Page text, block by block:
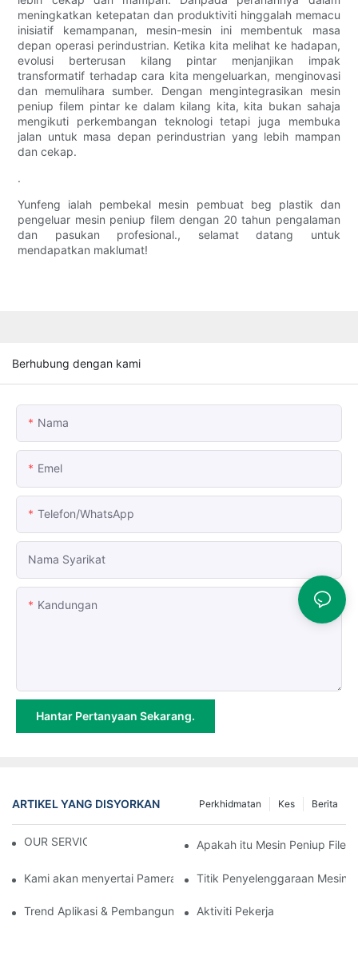
meningkatkan ketepatan dan produktiviti hinggalah memacu
inisiatif kemampanan, mesin-mesin ini membentuk masa
depan operasi perindustrian. Ketika kita melihat ke hadapan,
evolusi berterusan kilang pintar menjanjikan impak
transformatif terhadap cara kita mengeluarkan, menginovasi
dan memulihara sumber. Dengan mengintegrasikan mesin
peniup filem pintar ke dalam kilang kita, kita bukan sahaja
mengikuti perkembangan teknologi tetapi juga membuka
jalan untuk masa depan perindustrian yang lebih mampan
dan cekap.
.
Yunfeng ialah pembekal mesin pembuat beg plastik dan
pengeluar mesin peniup filem dengan 20 tahun pengalaman
dan pasukan profesional., selamat datang untuk
mendapatkan maklumat!
Berhubung dengan kami
Nama
Emel
Telefon/whatsApp
Nama Syarikat
Kandungan
Hantar Pertanyaan Sekarang.
ARTIKEL YANG DISYORKAN Berita
Kes
Perkhidmatan
OUR SERVICE Apakah itu Mesin Peniup
Kami akan menyertai Pameran Industri Plastik & Getah
Titik Penyelenggaraan Mesin
Trend Aplikasi & Pembangunan Mesin Peniup Filem
Aktiviti Pekerja